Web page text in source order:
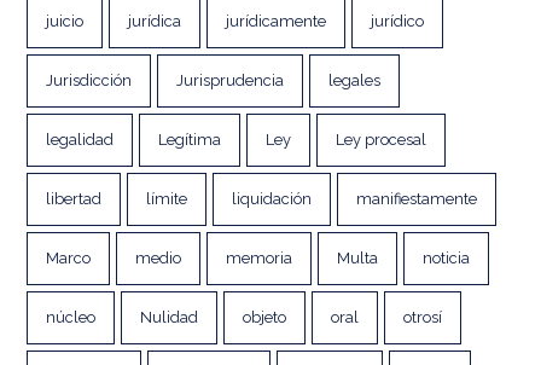
juicio jurídica jurídicamente jurídico
Jurisdicción Jurisprudencia legales
legalidad Legítima Ley Ley procesal
libertad límite liquidación manifiestamente
Marco medio memoria Multa noticia
núcleo Nulidad objeto oral otrosí